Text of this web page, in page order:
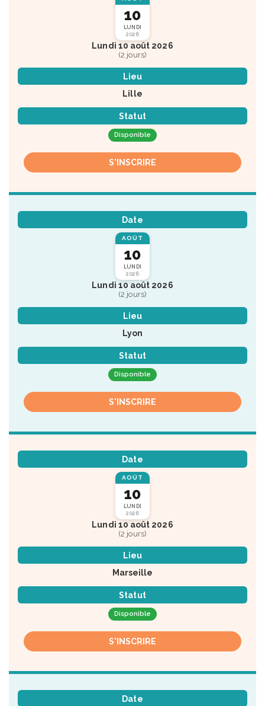
10
LUNDI
2026
Lundi 10 août 2026
(2 jours)
Lieu
Lille
Statut
Disponible
S'INSCRIRE
Date
AOÛT
10
LUNDI
2026
Lundi 10 août 2026
(2 jours)
Lieu
Lyon
Statut
Disponible
S'INSCRIRE
Date
AOÛT
10
LUNDI
2026
Lundi 10 août 2026
(2 jours)
Lieu
Marseille
Statut
Disponible
S'INSCRIRE
Date